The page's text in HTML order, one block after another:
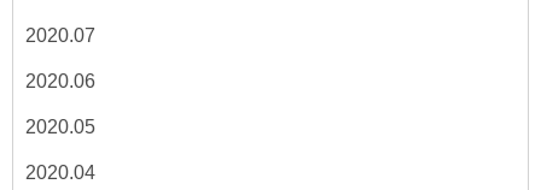
2020.07
2020.06
2020.05
2020.04